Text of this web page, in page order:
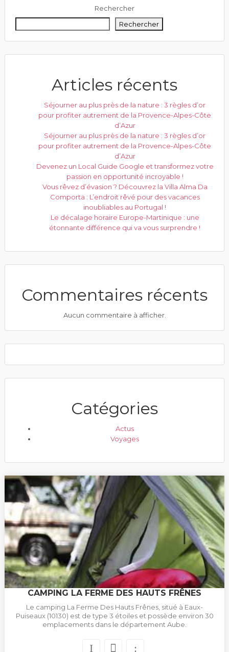
Rechercher
Rechercher
Articles récents
Séjourner au plus près de la nature : 3 règles d’or
pour profiter autrement de la Provence-Alpes-Côte
d’Azur
Séjourner au plus près de la nature : 3 règles d’or
pour profiter autrement de la Provence-Alpes-Côte
d’Azur
Devenez un Local Guide Google et transformez votre
passion en opportunité incroyable !
Vous rêvez d’évasion ? Découvrez la Villa Alma Da
Comporta : L’endroit rêvé pour des vacances
inoubliables au Portugal !
Le décalage horaire Europe-Martinique : une
étonnante différence qui va vous surprendre !
Commentaires récents
Aucun commentaire à afficher.
Catégories
Actus
Voyages
CAMPING LA FERME DES HAUTS FRÊNES
Le camping La Ferme Des Hauts Frênes, situé à Eaux-
Puiseaux (10130) est de type 3 étoiles et possède environ 30
emplacements dans le département Aube.